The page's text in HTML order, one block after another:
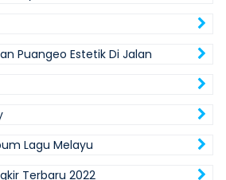
Puangeo Estetik Di Jalan
Lagu Melayu
Terbaru 2022